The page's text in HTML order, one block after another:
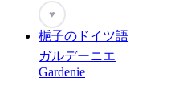
♥
梔子のドイツ語
ガルデーニエ
Gardenie